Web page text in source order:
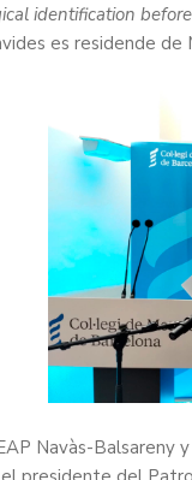
identification
es residende de
Navàs-Balsareny